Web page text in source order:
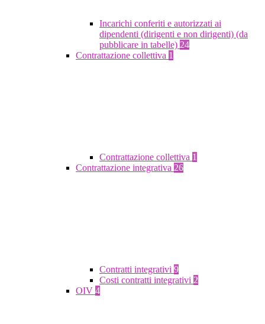
Incarichi conferiti e autorizzati ai
dipendenti (dirigenti e non dirigenti) (da
pubblicare in tabelle) 24
Contrattazione collettiva 1
Contrattazione collettiva 1
Contrattazione integrativa 26
Contratti integrativi 9
Costi contratti integrativi 2
OIV 4